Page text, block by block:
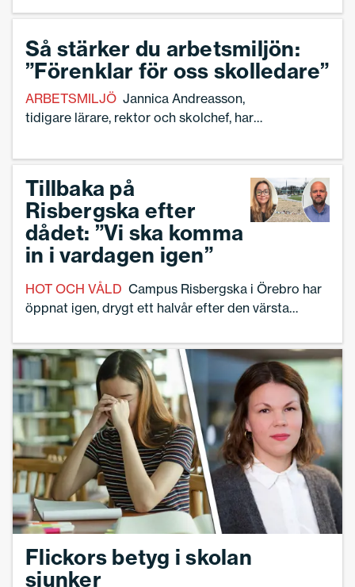
viktiga att ha fokus på för att skapa en
Så stärker du arbetsmiljön:
”Förenklar för oss skolledare”
ARBETSMILJÖ Jannica Andreasson,
tidigare lärare, rektor och skolchef, har
kunskap om vad som krävs för att på
Tillbaka på
Risbergska efter
dådet: ”Vi ska komma
in i vardagen igen”
HOT OCH VÅLD Campus Risbergska i Örebro har
öppnat igen, drygt ett halvår efter den värsta
Flickors betyg i skolan
sjunker